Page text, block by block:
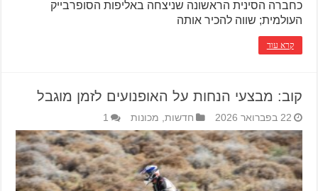
כחברה הסינית הראשונה שניצחה באליפות הסופרבייק
העולמית; שווה להכיר אותה
קרא עוד
קוב: מבצעי הנחות על האופנועים לזמן מוגבל
22 בפברואר 2026 חדשות, מכונות 1